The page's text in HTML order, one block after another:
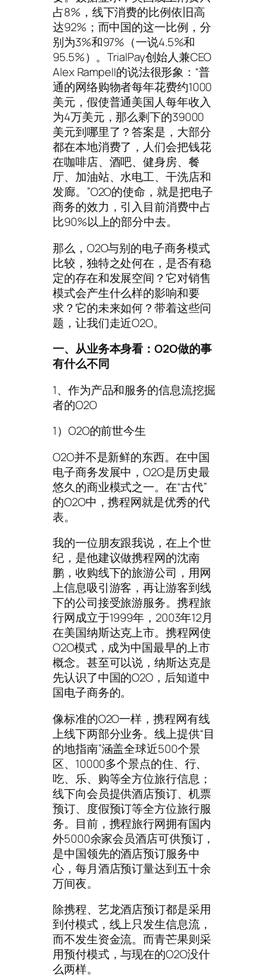
占8%，线下消费的比例依旧高
达92%；而中国的这一比例，分
别为3%和97%（一说4.5%和
95.5%）。TrialPay创始人兼CEO
Alex Rampell的说法很形象：“普
通的网络购物者每年花费约1000
美元，假使普通美国人每年收入
为4万美元，那么剩下的39000
美元到哪里了？答案是，大部分
都在本地消费了，人们会把钱花
在咖啡店、酒吧、健身房、餐
厅、加油站、水电工、干洗店和
发廊。”O2O的使命，就是把电子
商务的效力，引入目前消费中占
比90%以上的部分中去。
那么，O2O与别的电子商务模式
比较，独特之处何在，是否有稳
定的存在和发展空间？它对销售
模式会产生什么样的影响和要
求？它的未来如何？带着这些问
题，让我们走近O2O。
一、从业务本身看：O2O做的事
有什么不同
1、作为产品和服务的信息流挖掘
者的O2O
1）O2O的前世今生
O2O并不是新鲜的东西。在中国
电子商务发展中，O2O是历史最
悠久的商业模式之一。在“古代”
的O2O中，携程网就是优秀的代
表。
我的一位朋友跟我说，在上个世
纪，是他建议做携程网的沈南
鹏，收购线下的旅游公司，用网
上信息吸引游客，再让游客到线
下的公司接受旅游服务。携程旅
行网成立于1999年，2003年12月
在美国纳斯达克上市。携程网使
O2O模式，成为中国最早的上市
概念。甚至可以说，纳斯达克是
先认识了中国的O2O，后知道中
国电子商务的。
像标准的O2O一样，携程网有线
上线下两部分业务。线上提供“目
的地指南”涵盖全球近500个景
区、10000多个景点的住、行、
吃、乐、购等全方位旅行信息；
线下向会员提供酒店预订、机票
预订、度假预订等全方位旅行服
务。目前，携程旅行网拥有国内
外5000余家会员酒店可供预订，
是中国领先的酒店预订服务中
心，每月酒店预订量达到五十余
万间夜。
除携程、艺龙酒店预订都是采用
到付模式，线上只发生信息流，
而不发生资金流。而青芒果则采
用预付模式，与现在的O2O没什
么两样。